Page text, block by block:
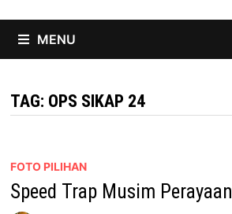
MENU
TAG: OPS SIKAP 24
FOTO PILIHAN
Speed Trap Musim Perayaan